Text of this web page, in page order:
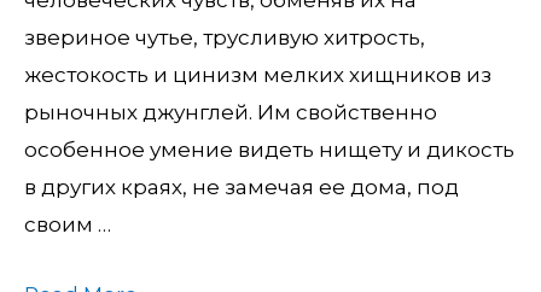
звериное чутье, трусливую хитрость,
жестокость и цинизм мелких хищников из
рыночных джунглей. Им свойственно
особенное умение видеть нищету и дикость
в других краях, не замечая ее дома, под
своим …